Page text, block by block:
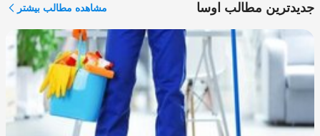
جدیدترین مطالب اوسا مشاهده مطالب بیشتر